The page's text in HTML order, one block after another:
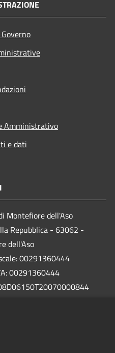
Amministrativo
e dati
Montefiore dell'Aso
Repubblica - 63062 -
dell'Aso
00291360444
00291360444